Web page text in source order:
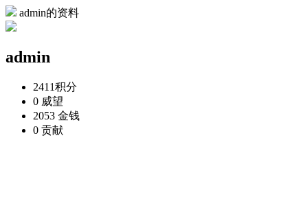
admin的资料
admin
2411积分
0 威望
2053 金钱
0 贡献